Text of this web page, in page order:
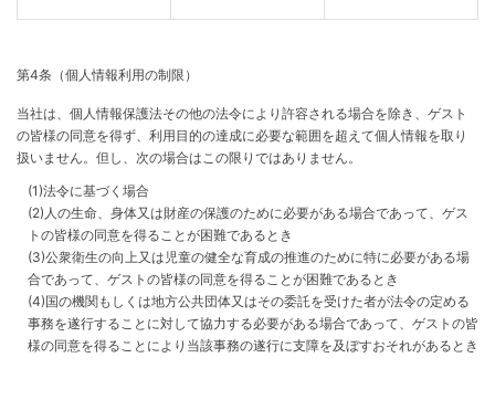
第4条（個人情報利用の制限）
当社は、個人情報保護法その他の法令により許容される場合を除き、ゲスト
の皆様の同意を得ず、利用目的の達成に必要な範囲を超えて個人情報を取り
扱いません。但し、次の場合はこの限りではありません。
(1)法令に基づく場合
(2)人の生命、身体又は財産の保護のために必要がある場合であって、ゲス
トの皆様の同意を得ることが困難であるとき
(3)公衆衛生の向上又は児童の健全な育成の推進のために特に必要がある場
合であって、ゲストの皆様の同意を得ることが困難であるとき
(4)国の機関もしくは地方公共団体又はその委託を受けた者が法令の定める
事務を遂行することに対して協力する必要がある場合であって、ゲストの皆
様の同意を得ることにより当該事務の遂行に支障を及ぼすおそれがあるとき